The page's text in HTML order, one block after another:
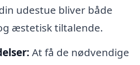
udestue bliver både
æstetisk tiltalende.
At få de nødvendige